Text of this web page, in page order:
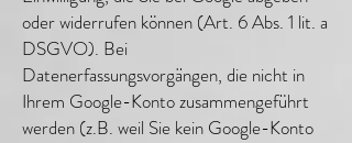
oder widerrufen können (Art. 6 Abs. 1 lit. a
DSGVO). Bei
Datenerfassungsvorgängen, die nicht in
Ihrem Google-Konto zusammengeführt
werden (z.B. weil Sie kein Google-Konto